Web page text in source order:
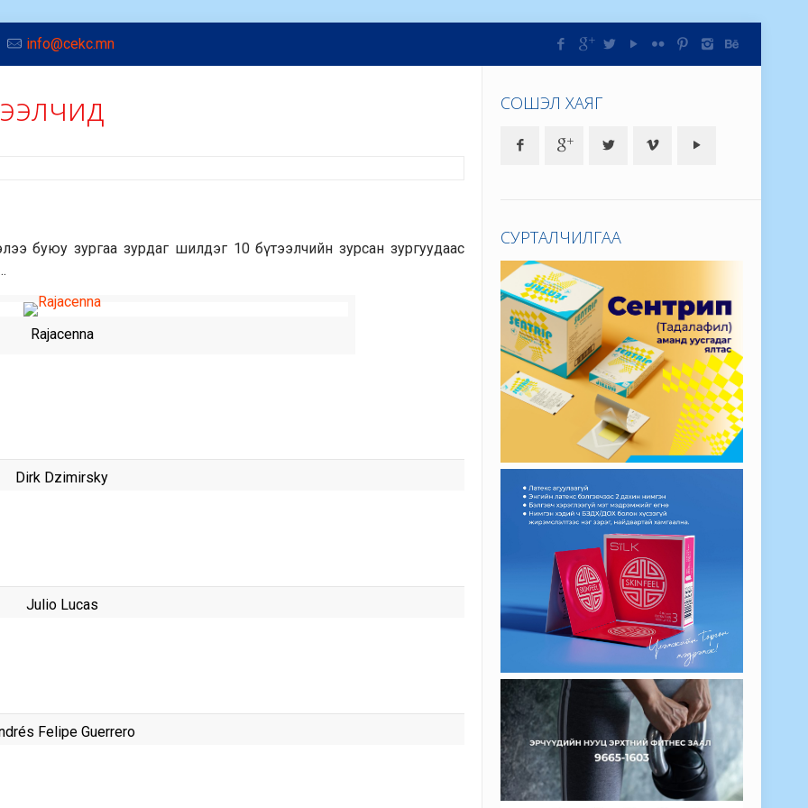
info@cekc.mn
буюу зургаа зурдаг шилдэг 10 бүтээлчийн зурсан зургуудаас
Rajacenna
Dirk Dzimirsky
Julio Lucas
Felipe Guerrero
СОШЭЛ ХАЯГ
СУРТАЛЧИЛГАА